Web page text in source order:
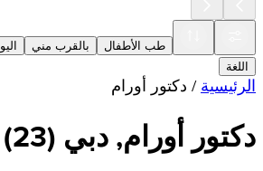
طب الأطفال بالقرب مني اليوم
اللغة
الرئيسية/دكتور أورام
دكتور أورام, دبي(
23
)